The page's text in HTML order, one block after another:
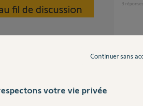
fil de discussion
HS. La
serveur
3 réponses
votre vie privée
Continuer sans